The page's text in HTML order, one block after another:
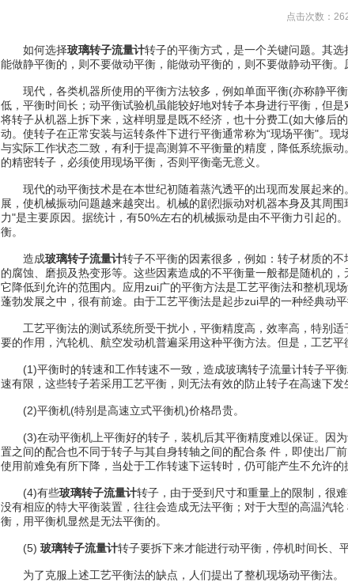
点击次数：
如何选择玻璃转子流量计转子的平衡方式，是一个关键问题。其选
能做静平衡的，则不要做动平衡，能做动平衡的，则不要做静动平衡
现代，各类机器所使用的平衡方法较多，例如单面平衡(亦称静平
低，平衡时间长；动平衡试验机虽能较好地对转子本身进行平衡，但
将转子从机器上拆下来，这样明显是既不经济，也十分费工(如大修后
动。使转子在正常安装与运转条件下进行平衡通常称为“现场平衡"。
与实际工作状态二致，有利于提高测算不平衡量的精度，降低系统振
的精密转子，必须使用现场平衡，否则平衡毫无意义。
现代的动平衡技术是在本世纪初随着蒸汽透平的出现而发展起来的
展，使机械振动问题越来越突出。机械的剧烈振动对机器本身及其周
力"是主要原因。据统计，有50%左右的机械振动是由不平衡力引起的
衡。
造成玻璃转子流量计转子不平衡的因素很多，例如：转子材质的
的腐蚀、磨损及热变形等。这些因素造成的不平衡量一般都是随机的
它降低到允许的范围内。应用zui广的平衡方法是工艺平衡法和整机现
蓬勃发展之中，很有前途。由于工艺平衡法是起步zui早的一种经典动平
工艺平衡法的测试系统所受干扰小，平衡精度高，效率高，特别适
要的作用，汽轮机、航空发动机普遍采用这种平衡方法。但是，工艺平
(1)平衡时的转速和工作转速不一致，造成玻璃转子流量计转子平
速有限，这些转子若采用工艺平衡，则无法有效的防止转子在高速下发
(2)平衡机(特别是高速立式平衡机)价格昂贵。
(3)在动平衡机上平衡好的转子，装机后其平衡精度难以保证。因为
置之间的配合也不同于转子与其自身转轴之间的配合条 件，即使出厂
使用前难免有所下降，当处于工作转速下运转时，仍可能产生不允许的
(4)有些玻璃转子流量计转子，由于受到尺寸和重量上的限制，很
没有相应的特大平衡装置，往往会造成无法平衡；对于大型的高温汽
衡，用平衡机显然是无法平衡的。
(5) 玻璃转子流量计转子要拆下来才能进行动平衡，停机时间长、
为了克服上述工艺平衡法的缺点，人们提出了整机现场动平衡法。